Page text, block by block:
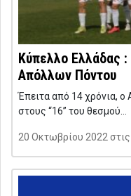
Κύπελλο Ελλάδας :
Απόλλων Πόντου
Έπειτα από 14 χρόνια,
στους “16” του θεσμού…
20 Οκτωβρίου 2022